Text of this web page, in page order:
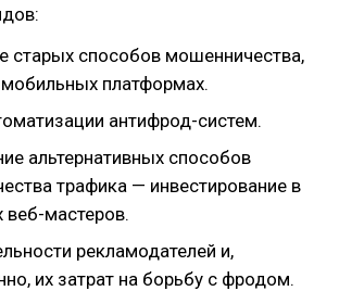
старых способов мошенничества,
мобильных платформах.
антифрод-систем.
альтернативных способов
трафика — инвестирование в
веб-мастеров.
рекламодателей и,
их затрат на борьбу с фродом.